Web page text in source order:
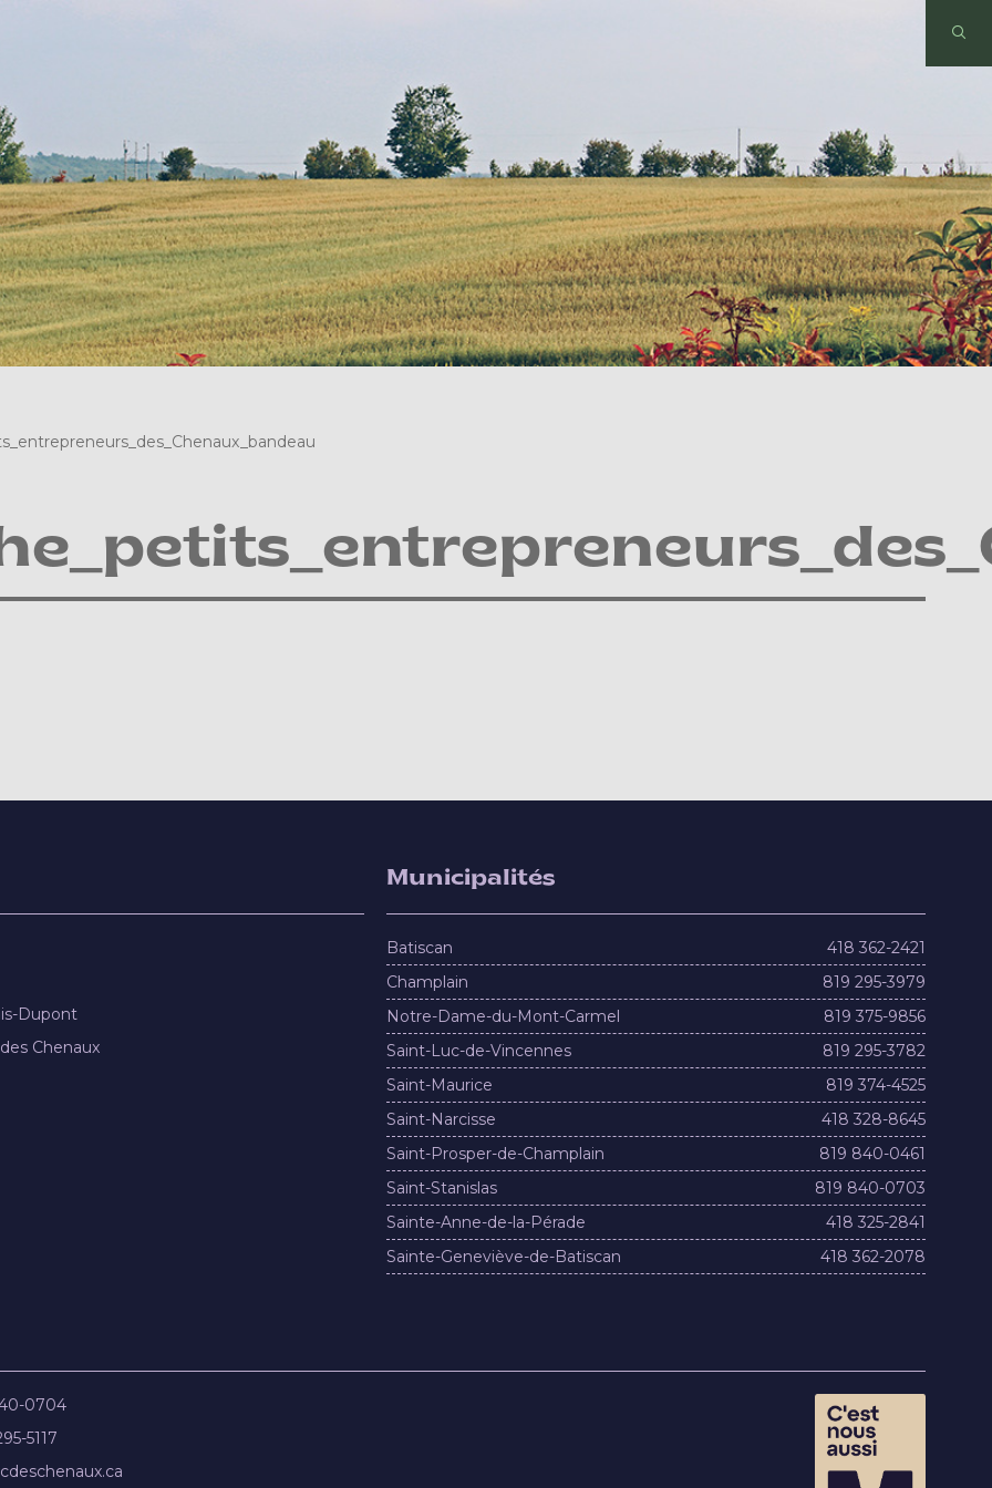
Dupont
Chenaux
Municipalités
Batiscan
418 362-2421
Champlain
819 295-3979
Notre-Dame-du-Mont-Carmel
819 375-9856
Saint-Luc-de-Vincennes
819 295-3782
Saint-Maurice
819 374-4525
Saint-Narcisse
418 328-8645
Saint-Prosper-de-Champlain
819 840-0461
Saint-Stanislas
819 840-0703
Sainte-Anne-de-la-Pérade
418 325-2841
Sainte-Geneviève-de-Batiscan
418 362-2078
0704
5117